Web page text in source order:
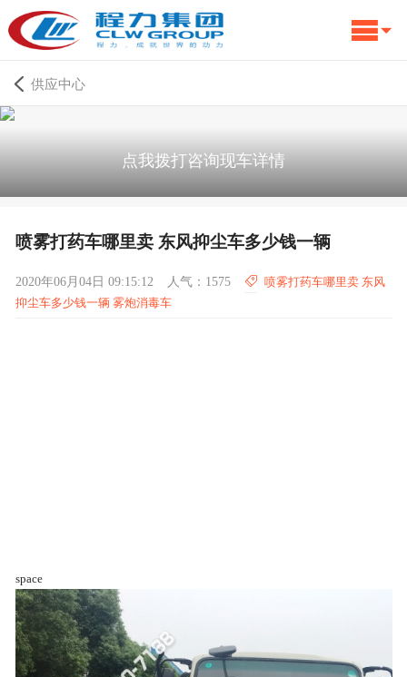
供应中心
点我拨打咨询现车详情
喷雾打药车哪里卖 东风抑尘车多少钱一辆
2020年06月04日 09:15:12 人气：1575
喷雾打药车哪里卖 东风
抑尘车多少钱一辆 雾炮消毒车
space